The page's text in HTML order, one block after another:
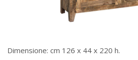
Dimensione: cm 126 x 44 x 220 h.